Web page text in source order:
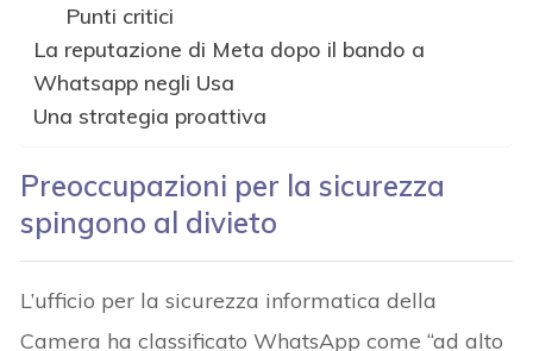
Punti critici
La reputazione di Meta dopo il bando a
Whatsapp negli Usa
Una strategia proattiva
Preoccupazioni per la sicurezza
spingono al divieto
L’ufficio per la sicurezza informatica della
Camera ha classificato WhatsApp come “ad alto